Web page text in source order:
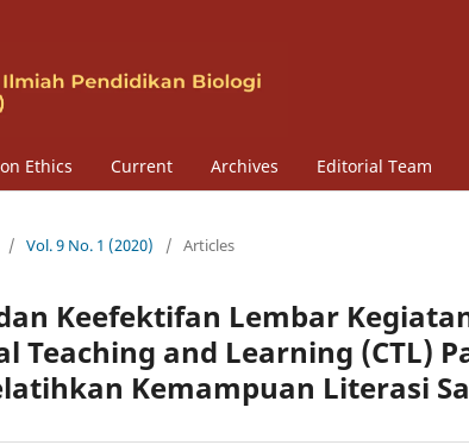
Ethics Current Archives Editorial Team
/ Vol. 9 No. 1 (2020) / Articles
Keefektifan Lembar
Teaching and Learning (CTL)
Kemampuan Literasi